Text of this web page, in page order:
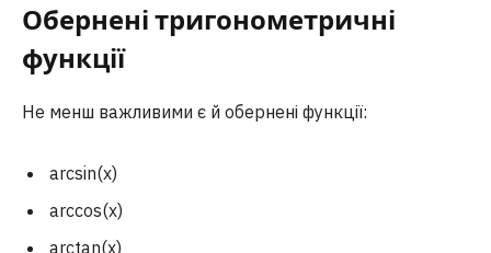
Обернені тригонометричні
функції
Не менш важливими є й обернені функції:
arcsin(x)
arccos(x)
arctan(x)